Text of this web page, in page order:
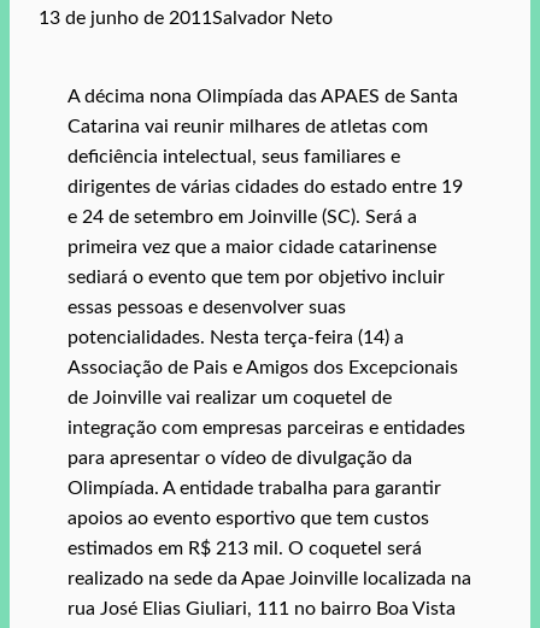
13 de junho de 2011 Salvador Neto
A décima nona Olimpíada das APAES de Santa
Catarina vai reunir milhares de atletas com
deficiência intelectual, seus familiares e
dirigentes de várias cidades do estado entre 19
e 24 de setembro em Joinville (SC). Será a
primeira vez que a maior cidade catarinense
sediará o evento que tem por objetivo incluir
essas pessoas e desenvolver suas
potencialidades. Nesta terça-feira (14) a
Associação de Pais e Amigos dos Excepcionais
de Joinville vai realizar um coquetel de
integração com empresas parceiras e entidades
para apresentar o vídeo de divulgação da
Olimpíada. A entidade trabalha para garantir
apoios ao evento esportivo que tem custos
estimados em R$ 213 mil. O coquetel será
realizado na sede da Apae Joinville localizada na
rua José Elias Giuliari, 111 no bairro Boa Vista